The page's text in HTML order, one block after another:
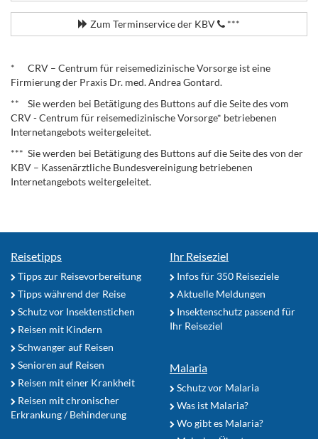
Zum Terminservice der KBV ***
* CRV – Centrum für reisemedizinische Vorsorge ist eine
Firmierung der Praxis Dr. med. Andrea Gontard.
** Sie werden bei Betätigung des Buttons auf die Seite des vom
CRV - Centrum für reisemedizinische Vorsorge* betriebenen
Internetangebots weitergeleitet.
*** Sie werden bei Betätigung des Buttons auf die Seite des von der
KBV – Kassenärztliche Bundesvereinigung betriebenen
Internetangebots weitergeleitet.
Reisetipps
Tipps zur Reisevorbereitung
Tipps während der Reise
Schutz vor Insektenstichen
Reisen mit Kindern
Schwanger auf Reisen
Senioren auf Reisen
Reisen mit einer Krankheit
Reisen mit chronischer
Erkrankung / Behinderung
Ihr Reiseziel
Infos für 350 Reiseziele
Aktuelle Meldungen
Insektenschutz passend für
Ihr Reiseziel
Malaria
Schutz vor Malaria
Was ist Malaria?
Wo gibt es Malaria?